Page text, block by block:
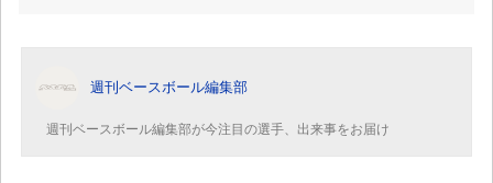
週刊ベースボール編集部
週刊ベースボール編集部が今注目の選手、出来事をお届け